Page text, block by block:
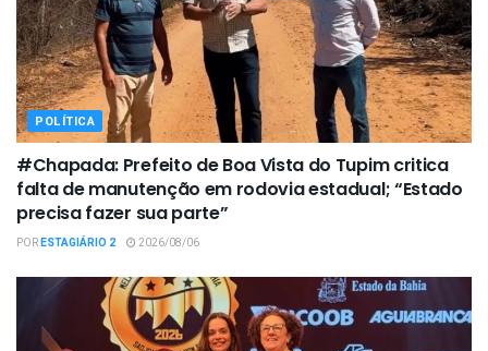
POLÍTICA
#Chapada: Prefeito de Boa Vista do Tupim critica
falta de manutenção em rodovia estadual; “Estado
precisa fazer sua parte”
PORESTAGIÁRIO 2 2026/08/06